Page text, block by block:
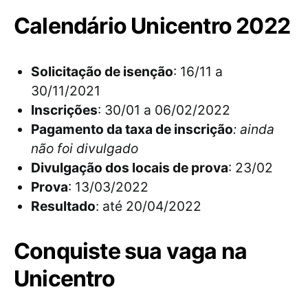
Calendário Unicentro 2022
Solicitação de isenção: 16/11 a
30/11/2021
Inscrições: 30/01 a 06/02/2022
Pagamento da taxa de inscrição: ainda
não foi divulgado
Divulgação dos locais de prova: 23/02
Prova: 13/03/2022
Resultado: até 20/04/2022
Conquiste sua vaga na
Unicentro